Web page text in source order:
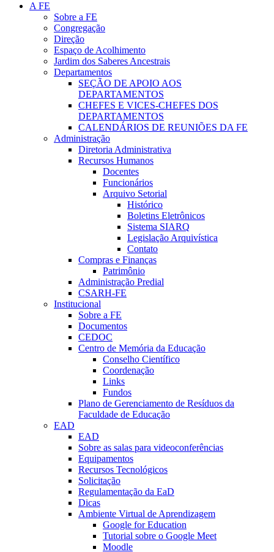
A FE
Sobre a FE
Congregação
Direção
Espaço de Acolhimento
Jardim dos Saberes Ancestrais
Departamentos
SEÇÃO DE APOIO AOS
DEPARTAMENTOS
CHEFES E VICES-CHEFES DOS
DEPARTAMENTOS
CALENDÁRIOS DE REUNIÕES DA FE
Administração
Diretoria Administrativa
Recursos Humanos
Docentes
Funcionários
Arquivo Setorial
Histórico
Boletins Eletrônicos
Sistema SIARQ
Legislação Arquivística
Contato
Compras e Finanças
Patrimônio
Administração Predial
CSARH-FE
Institucional
Sobre a FE
Documentos
CEDOC
Centro de Memória da Educação
Conselho Científico
Coordenação
Links
Fundos
Plano de Gerenciamento de Resíduos da
Faculdade de Educação
EAD
EAD
Sobre as salas para videoconferências
Equipamentos
Recursos Tecnológicos
Solicitação
Regulamentação da EaD
Dicas
Ambiente Virtual de Aprendizagem
Google for Education
Tutorial sobre o Google Meet
Moodle